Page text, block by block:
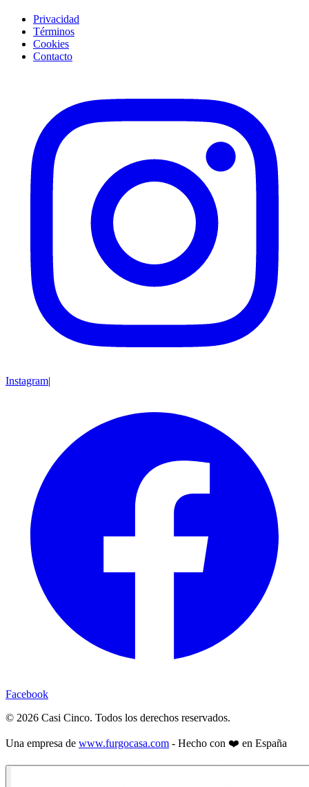
Privacidad
Términos
Cookies
Contacto
Instagram|
Facebook
© 2026 Casi Cinco. Todos los derechos reservados.
Una empresa de www.furgocasa.com - Hecho con ❤️ en España